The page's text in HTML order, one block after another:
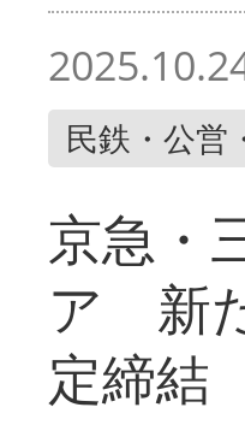
民鉄・公営
京急・
ア 新
定締結